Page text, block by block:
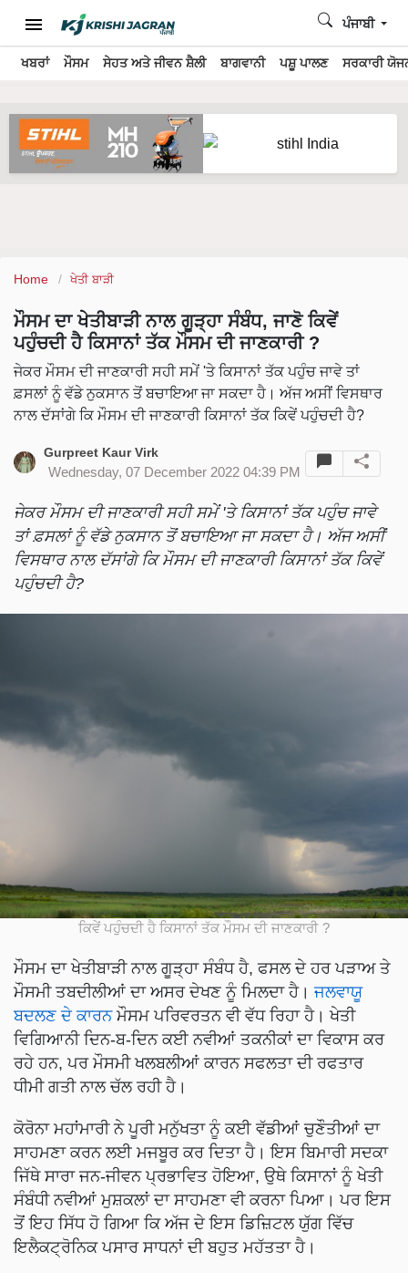
ਖਬਰਾਂ ਮੌਸਮ ਸੇਹਤ ਅਤੇ ਜੀਵਨ ਸ਼ੈਲੀ ਬਾਗਵਾਨੀ ਪਸ਼ੂ ਪਾਲਣ ਸਰਕਾਰੀ
ਪੰਜਾਬੀ
Home ਖੇਤੀ ਬਾੜੀ
ਮੌਸਮ ਦਾ ਖੇਤੀਬਾੜੀ ਨਾਲ ਗੂੜ੍ਹਾ ਸੰਬੰਧ, ਜਾਣੋ ਕਿਵੇਂ
ਪਹੁੰਚਦੀ ਹੈ ਕਿਸਾਨਾਂ ਤੱਕ ਮੌਸਮ ਦੀ ਜਾਣਕਾਰੀ ?
ਜੇਕਰ ਮੌਸਮ ਦੀ ਜਾਣਕਾਰੀ ਸਹੀ ਸਮੇਂ 'ਤੇ ਕਿਸਾਨਾਂ ਤੱਕ ਪਹੁੰਚ ਜਾਵੇ ਤਾਂ
ਫ਼ਸਲਾਂ ਨੂੰ ਵੱਡੇ ਨੁਕਸਾਨ ਤੋਂ ਬਚਾਇਆ ਜਾ ਸਕਦਾ ਹੈ। ਅੱਜ ਅਸੀਂ ਵਿਸਥਾਰ
ਨਾਲ ਦੱਸਾਂਗੇ ਕਿ ਮੌਸਮ ਦੀ ਜਾਣਕਾਰੀ ਕਿਸਾਨਾਂ ਤੱਕ ਕਿਵੇਂ ਪਹੁੰਚਦੀ ਹੈ?
Gurpreet Kaur Virk
Wednesday, 07 December 2022 04:39 PM
ਜੇਕਰ ਮੌਸਮ ਦੀ ਜਾਣਕਾਰੀ ਸਹੀ ਸਮੇਂ 'ਤੇ ਕਿਸਾਨਾਂ ਤੱਕ ਪਹੁੰਚ ਜਾਵੇ
ਤਾਂ ਫ਼ਸਲਾਂ ਨੂੰ ਵੱਡੇ ਨੁਕਸਾਨ ਤੋਂ ਬਚਾਇਆ ਜਾ ਸਕਦਾ ਹੈ। ਅੱਜ ਅਸੀਂ
ਵਿਸਥਾਰ ਨਾਲ ਦੱਸਾਂਗੇ ਕਿ ਮੌਸਮ ਦੀ ਜਾਣਕਾਰੀ ਕਿਸਾਨਾਂ ਤੱਕ ਕਿਵੇਂ
ਪਹੁੰਚਦੀ ਹੈ?
ਕਿਵੇਂ ਪਹੁੰਚਦੀ ਹੈ ਕਿਸਾਨਾਂ ਤੱਕ ਮੌਸਮ ਦੀ ਜਾਣਕਾਰੀ ?
ਮੌਸਮ ਦਾ ਖੇਤੀਬਾੜੀ ਨਾਲ ਗੂੜ੍ਹਾ ਸੰਬੰਧ ਹੈ, ਫਸਲ ਦੇ ਹਰ ਪੜਾਅ ਤੇ
ਮੌਸਮੀ ਤਬਦੀਲੀਆਂ ਦਾ ਅਸਰ ਦੇਖਣ ਨੂੰ ਮਿਲਦਾ ਹੈ।ਜਲਵਾਯੂ
ਬਦਲਣ ਦੇ ਕਾਰਨਮੌਸਮ ਪਰਿਵਰਤਨ ਵੀ ਵੱਧ ਰਿਹਾ ਹੈ। ਖੇਤੀ
ਵਿਗਿਆਨੀ ਦਿਨ-ਬ-ਦਿਨ ਕਈ ਨਵੀਆਂ ਤਕਨੀਕਾਂ ਦਾ ਵਿਕਾਸ ਕਰ
ਰਹੇ ਹਨ, ਪਰ ਮੌਸਮੀ ਖਲਬਲੀਆਂ ਕਾਰਨ ਸਫਲਤਾ ਦੀ ਰਫਤਾਰ
ਧੀਮੀ ਗਤੀ ਨਾਲ ਚੱਲ ਰਹੀ ਹੈ।
ਕੋਰੋਨਾ ਮਹਾਂਮਾਰੀ ਨੇ ਪੂਰੀ ਮਨੁੱਖਤਾ ਨੂੰ ਕਈ ਵੱਡੀਆਂ ਚੁਣੌਤੀਆਂ ਦਾ
ਸਾਹਮਣਾ ਕਰਨ ਲਈ ਮਜਬੂਰ ਕਰ ਦਿਤਾ ਹੈ। ਇਸ ਬਿਮਾਰੀ ਸਦਕਾ
ਜਿੱਥੇ ਸਾਰਾ ਜਨ-ਜੀਵਨ ਪ੍ਰਭਾਵਿਤ ਹੋਇਆ, ਉਥੇ ਕਿਸਾਨਾਂ ਨੂੰ ਖੇਤੀ
ਸੰਬੰਧੀ ਨਵੀਆਂ ਮੁਸ਼ਕਲਾਂ ਦਾ ਸਾਹਮਣਾ ਵੀ ਕਰਨਾ ਪਿਆ। ਪਰ ਇਸ
ਤੋਂ ਇਹ ਸਿੱਧ ਹੋ ਗਿਆ ਕਿ ਅੱਜ ਦੇ ਇਸ ਡਿਜ਼ਿਟਲ ਯੁੱਗ ਵਿੱਚ
ਇਲੈਕਟ੍ਰੋਨਿਕ ਪਸਾਰ ਸਾਧਨਾਂ ਦੀ ਬਹੁਤ ਮਹੱਤਤਾ ਹੈ।